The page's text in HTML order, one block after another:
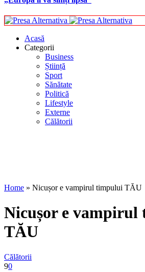
Acasă
Categorii
Business
Știință
Sport
Sănătate
Politică
Lifestyle
Externe
Călătorii
Home » Nicușor e vampirul timpului TĂU
Nicușor e
TĂU
Călătorii
90